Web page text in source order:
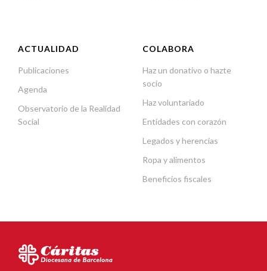
ACTUALIDAD
Publicaciones
Agenda
Observatorio de la Realidad
Social
COLABORA
Haz un donativo o hazte
socio
Haz voluntariado
Entidades con corazón
Legados y herencias
Ropa y alimentos
Beneficios fiscales